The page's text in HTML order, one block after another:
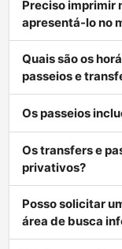
Preciso imprimir
apresentá-lo no
Quais são os
passeios e
Os passeios
Os transfers e
privativos?
Posso solicitar
área de busca